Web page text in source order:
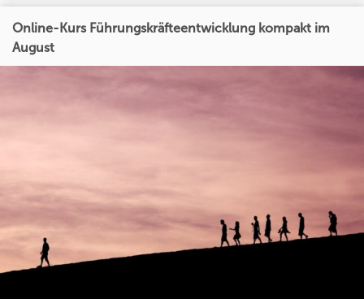
Online-Kurs Führungskräfteentwicklung kompakt im
August